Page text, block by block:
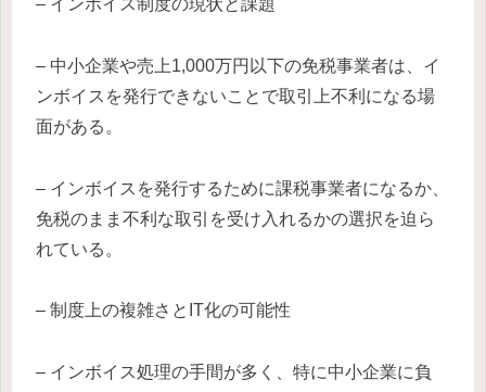
– インボイス制度の現状と課題
– 中小企業や売上1,000万円以下の免税事業者は、イ
ンボイスを発行できないことで取引上不利になる場
面がある。
– インボイスを発行するために課税事業者になるか、
免税のまま不利な取引を受け入れるかの選択を迫ら
れている。
– 制度上の複雑さとIT化の可能性
– インボイス処理の手間が多く、特に中小企業に負